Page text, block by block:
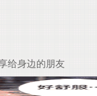
给身边的朋友